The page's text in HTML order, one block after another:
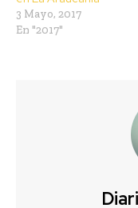
3 Mayo, 2017
En "2017"